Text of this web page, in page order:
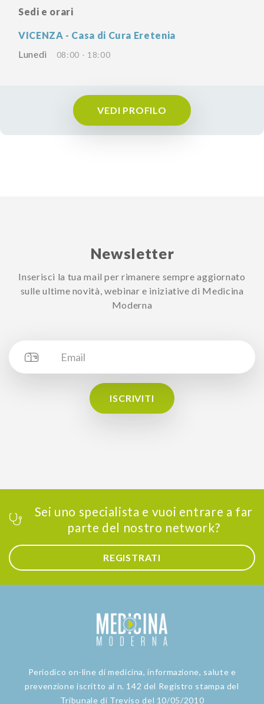
Sedi e orari
VICENZA - Casa di Cura Eretenia
Lunedì
08:00 - 18:00
VEDI PROFILO
Newsletter
Inserisci la tua mail per rimanere sempre aggiornato
sulle ultime novità, webinar e iniziative di Medicina
Moderna
ISCRIVITI
Sei uno specialista e vuoi entrare a far
parte del nostro network?
REGISTRATI
Periodico on-line di medicina, informazione, salute e
prevenzione iscritto al n. 142 del Registro stampa del
Tribunale di Treviso del 10/05/2010